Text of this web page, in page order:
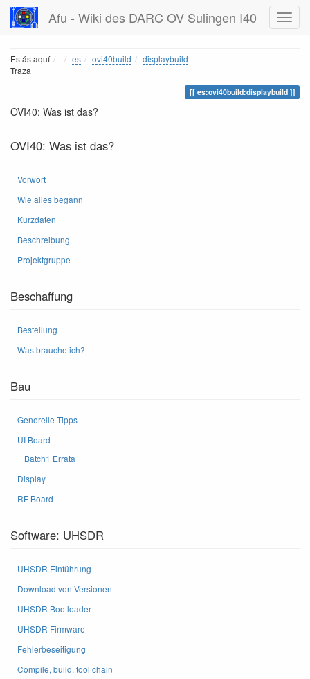
Afu - Wiki des DARC OV Sulingen I40
Estás aquí Home
es ovi40build
displaybuild
Traza
es:ovi40build:displaybuild
OVI40: Was ist das?
OVI40: Was ist das?
Vorwort
Wie alles begann
Kurzdaten
Beschreibung
Projektgruppe
Beschaffung
Bestellung
Was brauche ich?
Bau
Generelle Tipps
UI Board
Batch1 Errata
Display
RF Board
Software: UHSDR
UHSDR Einführung
Download von Versionen
UHSDR Bootloader
UHSDR Firmware
Fehlerbeseitigung
Compile, build, tool chain